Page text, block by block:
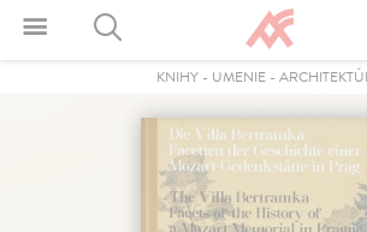
KNIHY- UMENIE-